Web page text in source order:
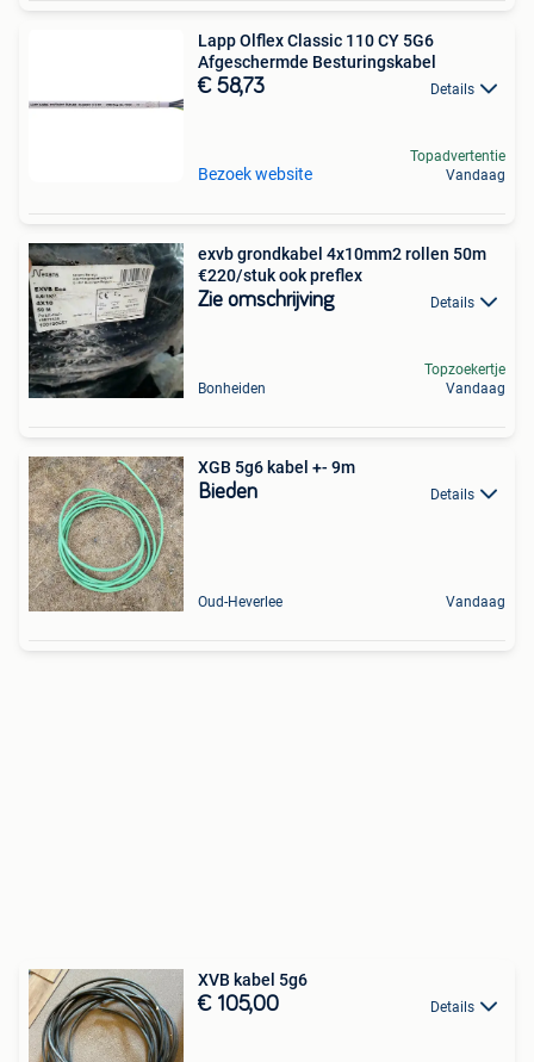
Lapp Olflex Classic 110 CY 5G6
Afgeschermde Besturingskabel
€ 58,73 Details
Bezoek website
Topadvertentie
Vandaag
exvb grondkabel 4x10mm2 rollen 50m
€220/stuk ook preflex
Zie omschrijving Details
Bonheiden
Topzoekertje
Vandaag
XGB 5g6 kabel +- 9m
Bieden Details
Oud-Heverlee Vandaag
XVB kabel 5g6
€ 105,00 Details